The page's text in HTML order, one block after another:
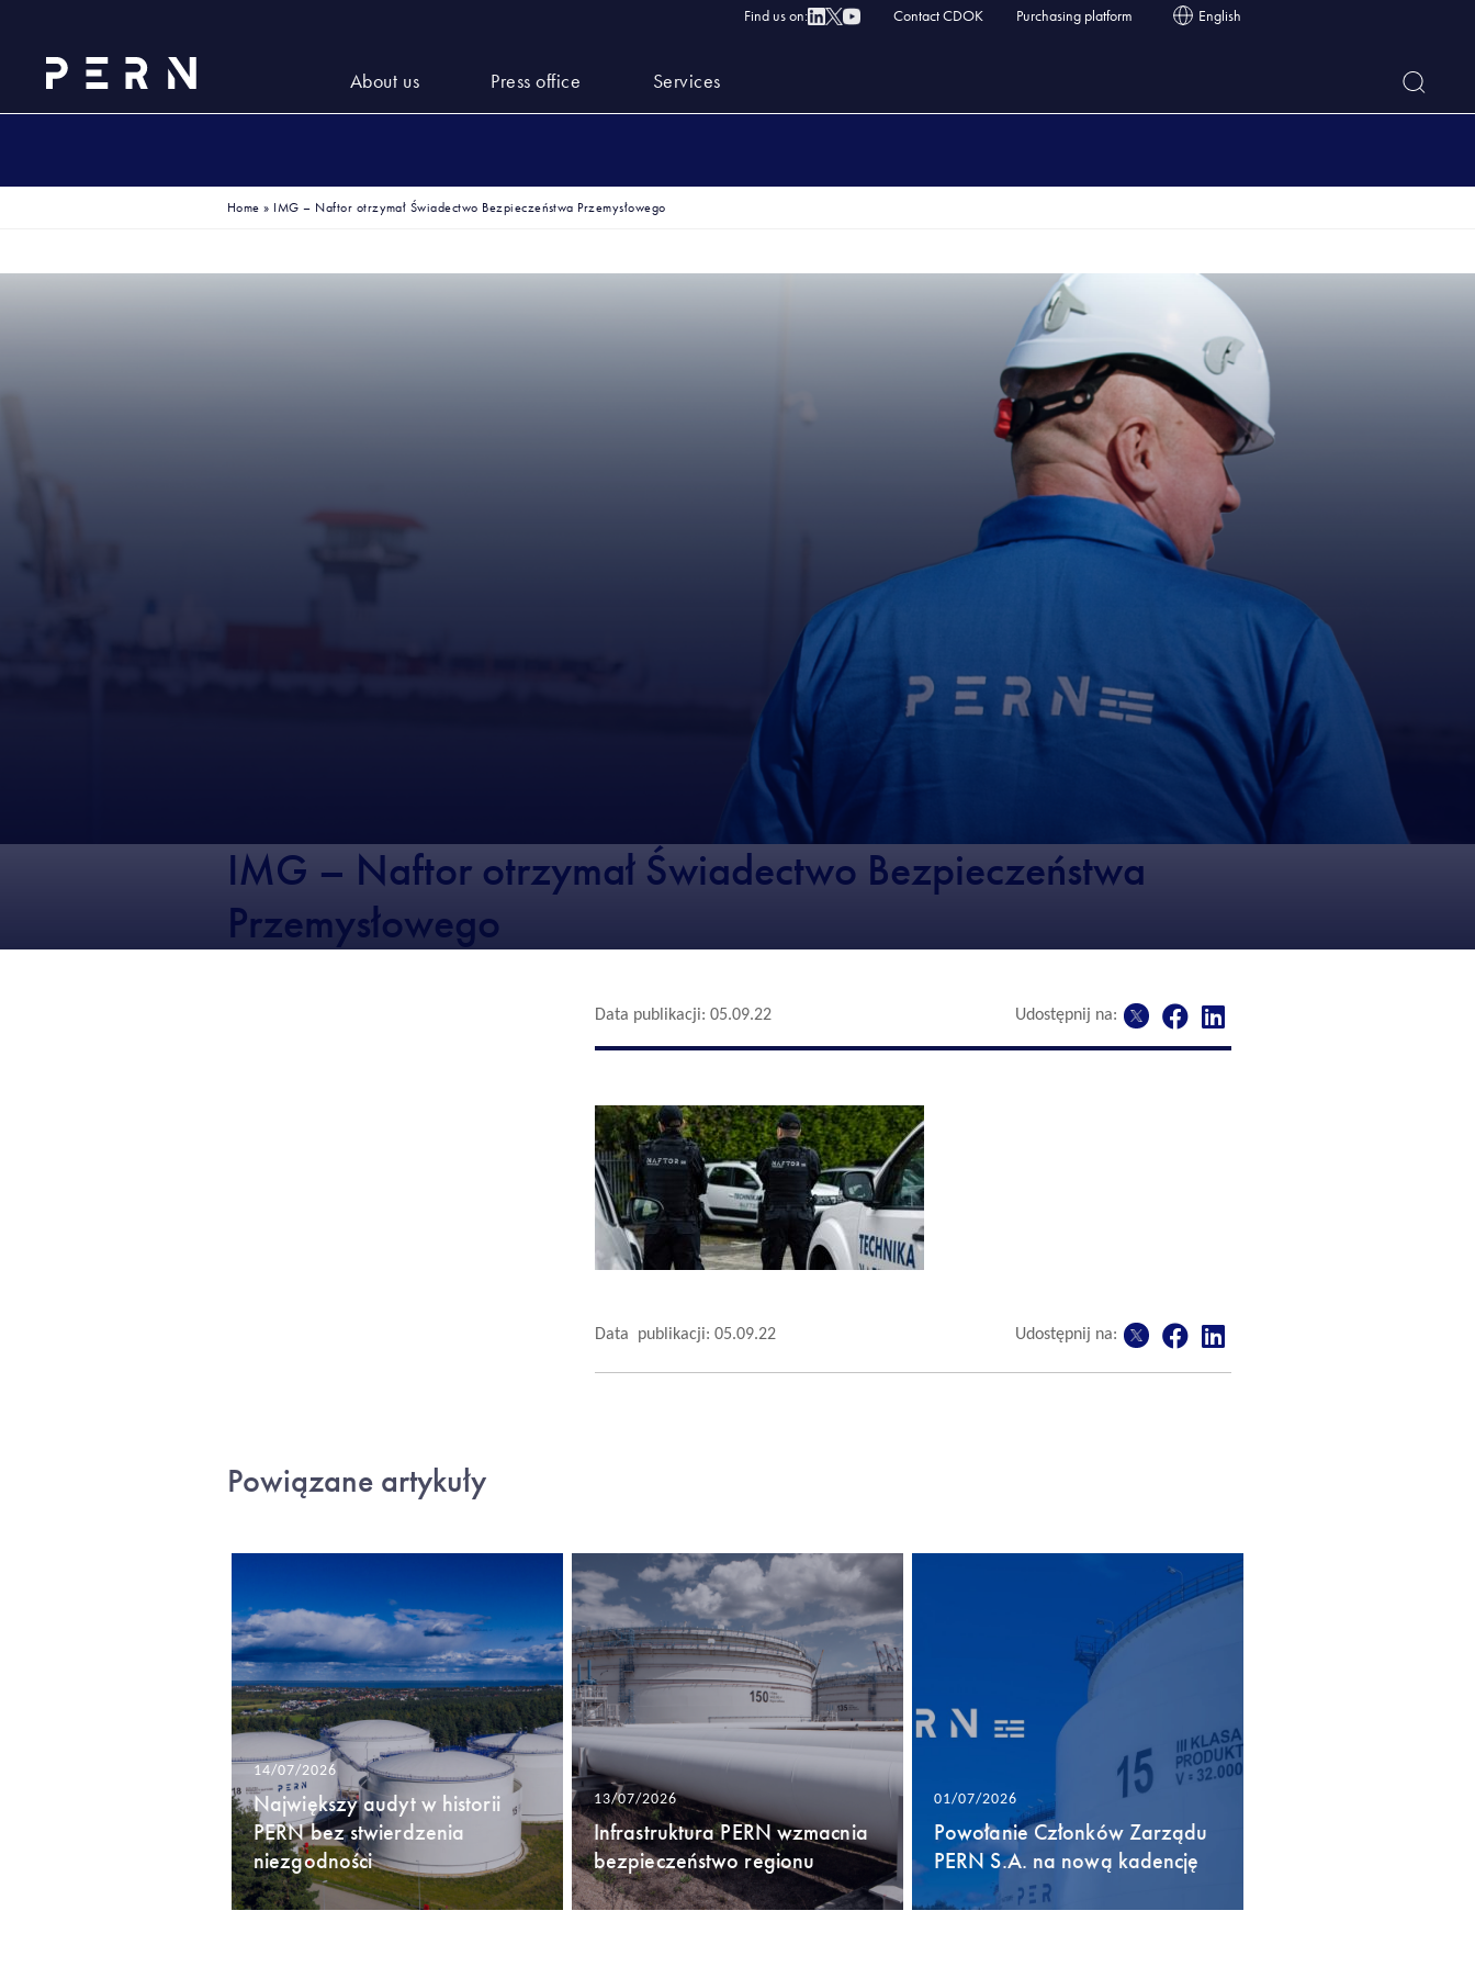
Find us on: Contact CDOK Purchasing platform English
About us Press office Services
Home » IMG – Naftor otrzymał Świadectwo Bezpieczeństwa Przemysłowego
IMG – Naftor otrzymał Świadectwo Bezpieczeństwa
Przemysłowego
Data publikacji: 05.09.22 Udostępnij na:
Data publikacji: 05.09.22 Udostępnij na:
Powiązane artykuły
14/07/2026
Największy audyt w historii
PERN bez stwierdzenia
niezgodności
13/07/2026
Infrastruktura PERN wzmacnia
bezpieczeństwo regionu
01/07/2026
Powołanie Członków Zarządu
PERN S.A. na nową kadencję